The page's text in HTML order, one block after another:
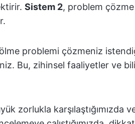
Sistem 2, problem çözme
problemi çözmeniz
Bu, zihinsel faaliyetler ve
zorlukla karşılaştığımızda